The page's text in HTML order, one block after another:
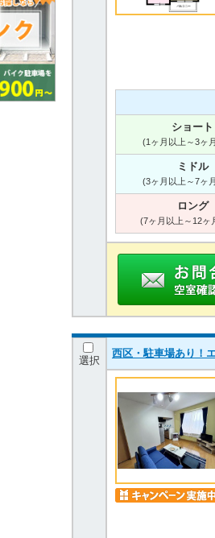
ショート
(1ヶ月以上～3ヶ
ミドル
(3ヶ月以上～7ヶ
ロング
(7ヶ月以上～12ヶ
選択
西区・駐車場あり！